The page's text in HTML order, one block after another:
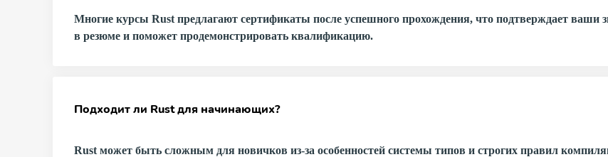
Многие курсы Rust предлагают сертификаты после успешного прохождения, что подтверждает
в резюме и поможет продемонстрировать квалификацию.
Подходит ли Rust для начинающих?
Rust может быть сложным для новичков из-за особенностей системы типов и строгих правил